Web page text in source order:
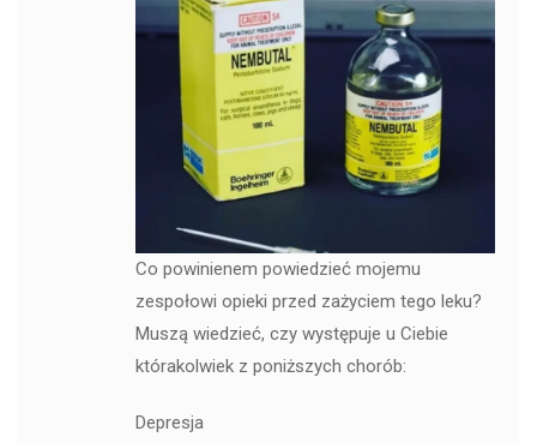
Co powinienem powiedzieć mojemu
zespołowi opieki przed zażyciem tego leku?
Muszą wiedzieć, czy występuje u Ciebie
którakolwiek z poniższych chorób:
Depresja